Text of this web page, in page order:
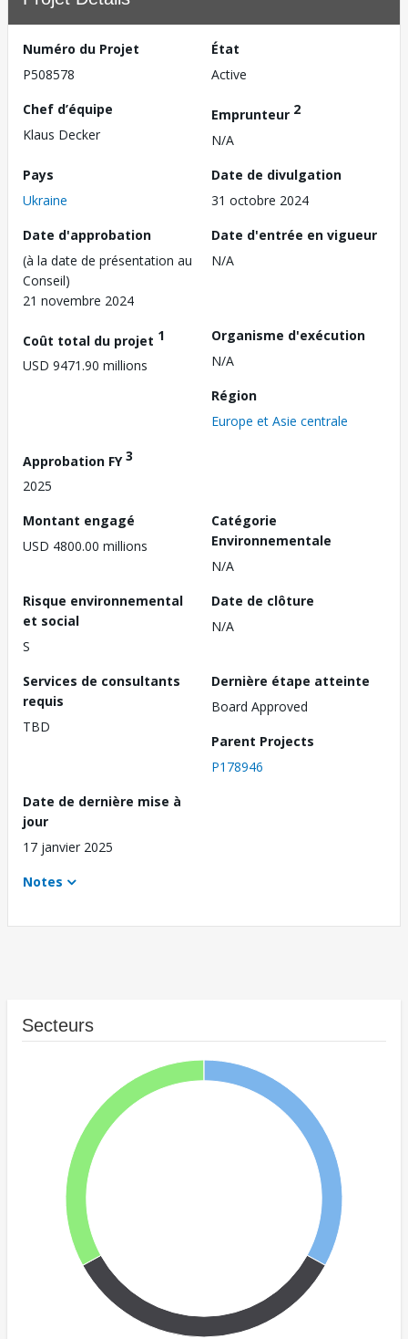
Numéro du Projet
P508578
État
Active
Chef d’équipe
Klaus Decker
Emprunteur 2
N/A
Pays
Ukraine
Date de divulgation
31 octobre 2024
Date d'approbation
(à la date de présentation au
Conseil)
21 novembre 2024
Date d'entrée en vigueur
N/A
Coût total du projet 1
USD 9471.90 millions
Organisme d'exécution
N/A
Région
Europe et Asie centrale
Approbation FY3
2025
Montant engagé
USD 4800.00 millions
Catégorie
Environnementale
N/A
Risque environnemental
et social
S
Date de clôture
N/A
Services de consultants
requis
TBD
Dernière étape atteinte
Board Approved
Parent Projects
P178946
Date de dernière mise à
jour
17 janvier 2025
Notes
Secteurs